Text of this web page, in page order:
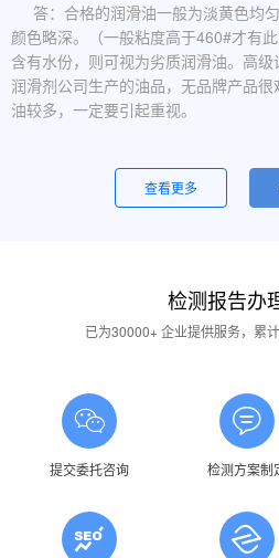
答：合格的润滑油一般为淡黄色均
颜色略深。（一般粘度高于460#才有
含有水份，则可视为劣质润滑油。高
润滑剂公司生产的油品，无品牌产品
油较多，一定要引起重视。
一般是润滑油质量问题，合格的润
用户不应采用会产生泡沫的润滑油。
答：一般情况下油品发白是由于油
应避免水进入润滑油箱体或避免雨水
润滑油的号数是什么意思？
答：根据ISO标准，工业润滑油按
为若干个粘度等级，数据越大则粘度
润滑油粘度高是否说明润滑油质量好？
查看更多
检测报告办
已为30000+ 企业提供服务，累
提交委托咨询 检测方案制